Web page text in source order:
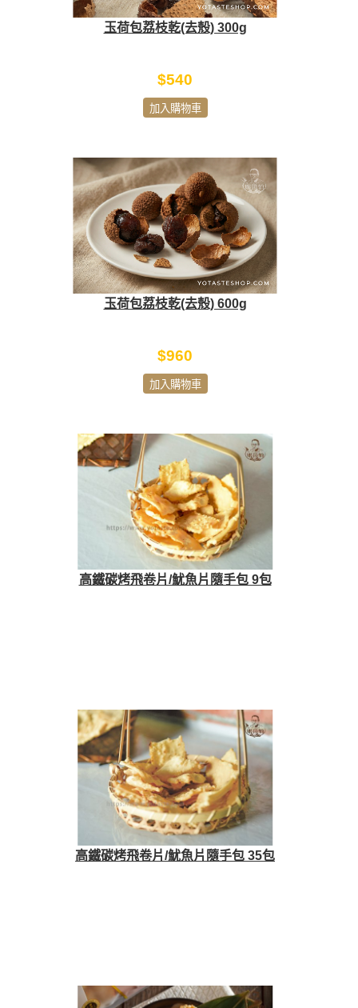
玉荷包荔枝乾(去殼) 300g
$540
加入購物車
玉荷包荔枝乾(去殼) 600g
$960
加入購物車
高鐵碳烤飛卷片/魷魚片隨手包 9包
高鐵碳烤飛卷片/魷魚片隨手包 35包